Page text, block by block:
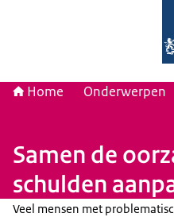
Home Onderwerpen
Samen de
schulden
Veel mensen met